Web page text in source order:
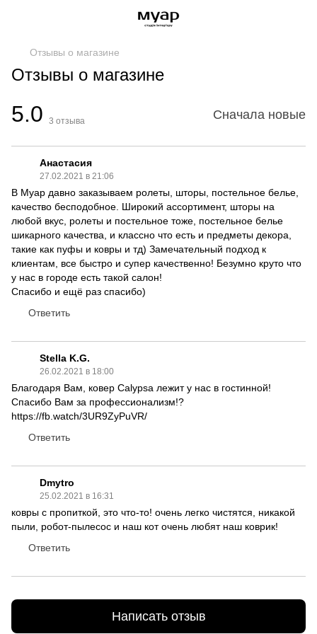
Отзывы о магазине
Отзывы о магазине
5.0 3 отзыва Сначала новые
Анастасия
27.02.2021 в 21:06
В Муар давно заказываем ролеты, шторы, постельное белье,
качество бесподобное. Широкий ассортимент, шторы на
любой вкус, ролеты и постельное тоже, постельное белье
шикарного качества, и классно что есть и предметы декора,
такие как пуфы и ковры и тд) Замечательный подход к
клиентам, все быстро и супер качественно! Безумно круто что
у нас в городе есть такой салон!
Спасибо и ещё раз спасибо)
Ответить
Stella K.G.
26.02.2021 в 18:00
Благодаря Вам, ковер Calypsa лежит у нас в гостинной!
Спасибо Вам за профессионализм!?
https://fb.watch/3UR9ZyPuVR/
Ответить
Dmytro
25.02.2021 в 16:31
ковры с пропиткой, это что-то! очень легко чистятся, никакой
пыли, робот-пылесос и наш кот очень любят наш коврик!
Ответить
Написать отзыв